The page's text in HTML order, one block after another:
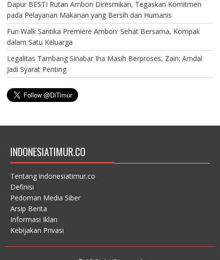
Dapur BESTI Rutan Ambon Diresmikan, Tegaskan Komitmen
pada Pelayanan Makanan yang Bersih dan Humanis
Fun Walk Santika Premiere Ambon: Sehat Bersama, Kompak
dalam Satu Keluarga
Legalitas Tambang Sinabar Iha Masih Berproses, Zain: Amdal
Jadi Syarat Penting
INDONESIATIMUR.CO
Tentang indonesiatimur.co
Definisi
Pedoman Media Siber
Arsip Berita
Informasi Iklan
Kebijakan Privasi